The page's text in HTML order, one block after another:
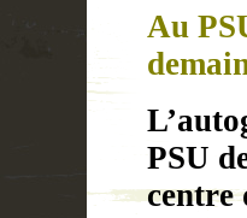
Au
PSU
centre